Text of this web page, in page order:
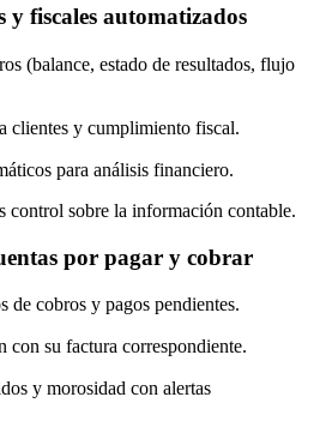
y fiscales automatizados
(balance, estado de resultados, flujo
clientes y cumplimiento fiscal.
para análisis financiero.
control sobre la información contable.
por pagar y cobrar
cobros y pagos pendientes.
con su factura correspondiente.
y morosidad con alertas